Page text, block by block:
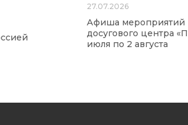
27.07.2026
Афиша мероприятий
досугового центра
июля по 2 августа